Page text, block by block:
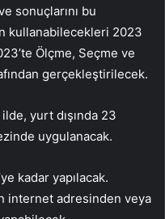
sonuçlarını bu
kullanabilecekleri 2023
Ölçme, Seçme ve
gerçekleştirilecek.
yurt dışında 23
uygulanacak.
kadar yapılacak.
internet adresinden veya